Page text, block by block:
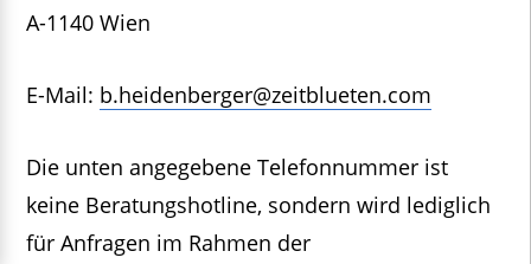
A-1140 Wien
E-Mail: b.heidenberger@zeitblueten.com
Die unten angegebene Telefonnummer ist
keine Beratungshotline, sondern wird lediglich
für Anfragen im Rahmen der